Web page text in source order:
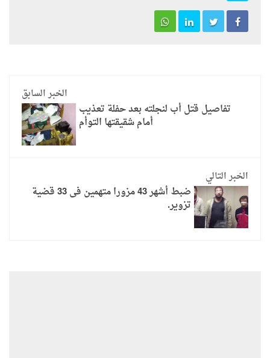
الخبر السابق
تفاصيل قتل أب لنجلته بعد حفلة تعذيب
أمام شقيقتها التوأم
الخبر التالي
ضبط أشهر 43 مزورا متهمين فى 33 قضية
تزوير.